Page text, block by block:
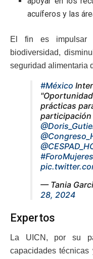
acuíferos y las
El fin es impulsar
biodiversidad,
seguridad alimentaria
#México
prácticas
participación
— Tania
28, 2024
Expertos
La UICN, por su
capacidades